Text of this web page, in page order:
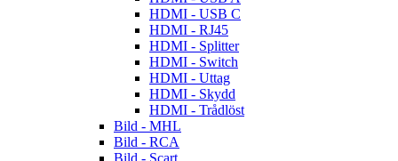
HDMI - USB C
HDMI - RJ45
HDMI - Splitter
HDMI - Switch
HDMI - Uttag
HDMI - Skydd
HDMI - Trådlöst
Bild - MHL
Bild - RCA
Bild - Scart